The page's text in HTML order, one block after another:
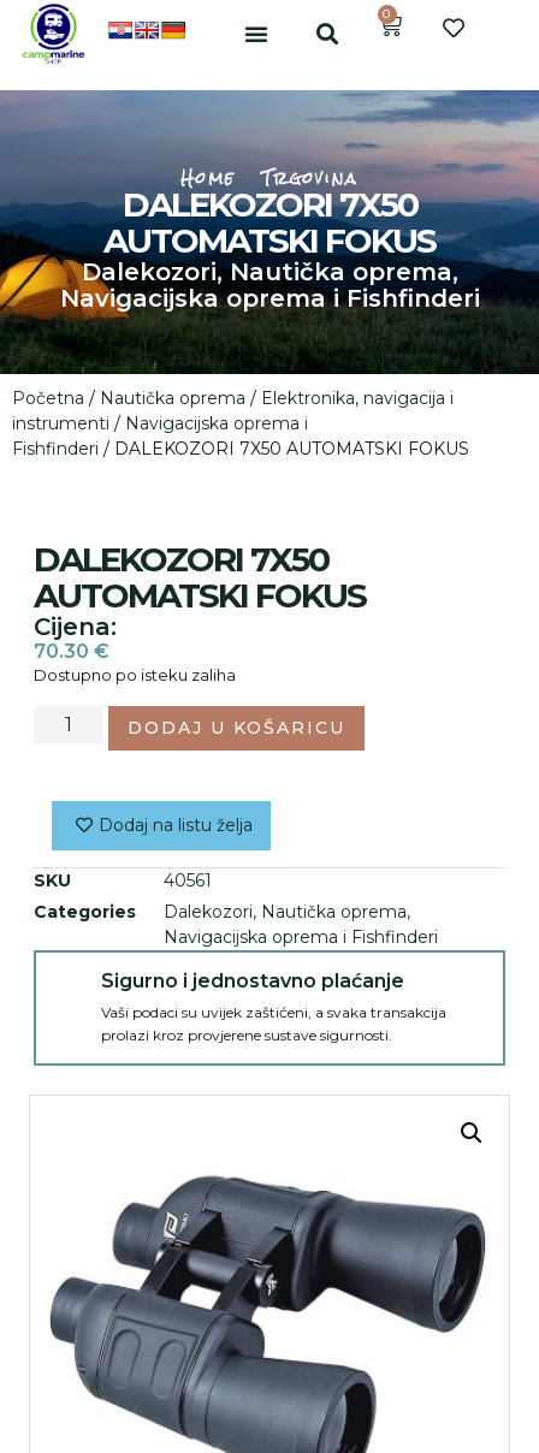
0
Home Trgovina
DALEKOZORI 7X50
AUTOMATSKI FOKUS
Dalekozori,Nautička oprema,
Navigacijska oprema i Fishfinderi
Početna / Nautička oprema / Elektronika, navigacija i
instrumenti / Navigacijska oprema i
Fishfinderi / DALEKOZORI 7X50 AUTOMATSKI FOKUS
DALEKOZORI 7X50
AUTOMATSKI FOKUS
Cijena:
70.30 €
Dostupno po isteku zaliha
DODAJ U KOŠARICU
Dodaj na listu želja
SKU
40561
Categories
Dalekozori, Nautička oprema,
Navigacijska oprema i Fishfinderi
Sigurno i jednostavno plaćanje
Vaši podaci su uvijek zaštićeni, a svaka transakcija
prolazi kroz provjerene sustave sigurnosti.